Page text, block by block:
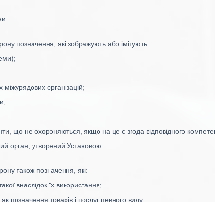
позначення, які зображують або імітують:
організацій;
що не охороняються, якщо на це є згода відповідного
орган, утворений Установою.
також позначення, які:
внаслідок їх використання;
позначення товарів і послуг певного виду;